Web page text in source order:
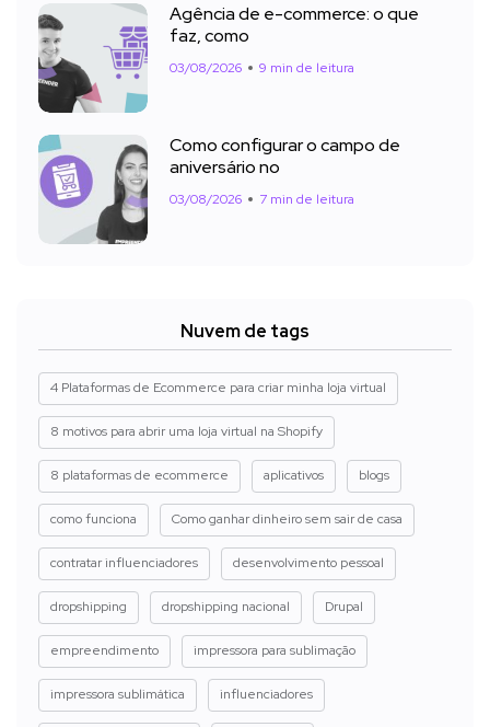
Agência de e-commerce: o que
faz, como
03/08/2026 9 min de leitura
Como configurar o campo de
aniversário no
03/08/2026 7 min de leitura
Nuvem de tags
4 Plataformas de Ecommerce para criar minha loja virtual
8 motivos para abrir uma loja virtual na Shopify
8 plataformas de ecommerce aplicativos blogs
como funciona Como ganhar dinheiro sem sair de casa
contratar influenciadores desenvolvimento pessoal
dropshipping dropshipping nacional Drupal
empreendimento impressora para sublimação
impressora sublimática influenciadores